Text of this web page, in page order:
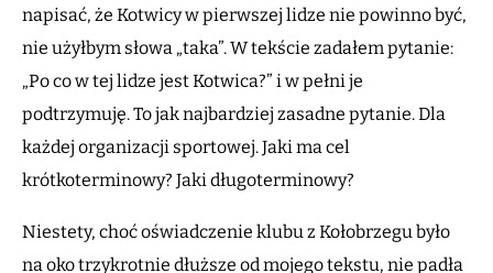
napisać, że Kotwicy w pierwszej lidze nie powinno być,
nie użyłbym słowa „taka”. W tekście zadałem pytanie:
„Po co w tej lidze jest Kotwica?” i w pełni je
podtrzymuję. To jak najbardziej zasadne pytanie. Dla
każdej organizacji sportowej. Jaki ma cel
krótkoterminowy? Jaki długoterminowy?
Niestety, choć oświadczenie klubu z Kołobrzegu było
na oko trzykrotnie dłuższe od mojego tekstu, nie padła